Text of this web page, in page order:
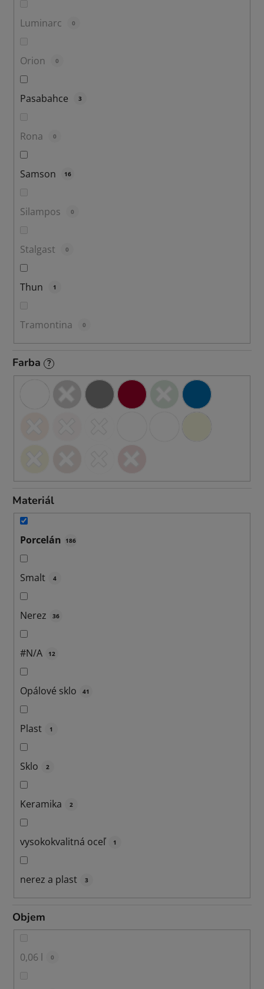
Luminarc 0
Orion 0
Pasabahce 3
Rona 0
Samson 16
Silampos 0
Stalgast 0
Thun 1
Tramontina 0
Farba ?
Materiál
Porcelán 186
Smalt 4
Nerez 36
#N/A 12
Opálové sklo 41
Plast 1
Sklo 2
Keramika 2
vysokokvalitná oceľ 1
nerez a plast 3
Objem
0,06 l 0